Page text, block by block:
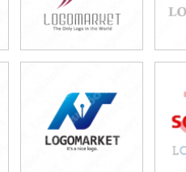
59,800円
(税込65,780円)